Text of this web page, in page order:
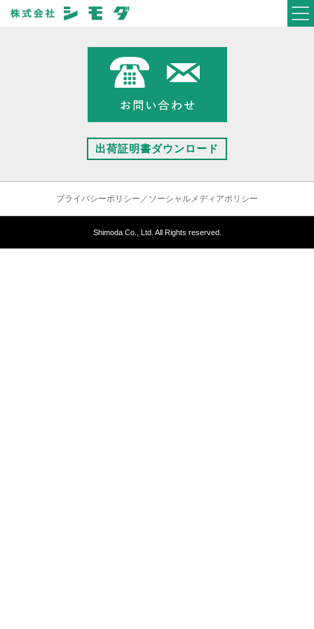
出荷証明書ダウンロード
プライバシーポリシー／ソーシャルメディアポリシー
Shimoda Co., Ltd. All Rights reserved.